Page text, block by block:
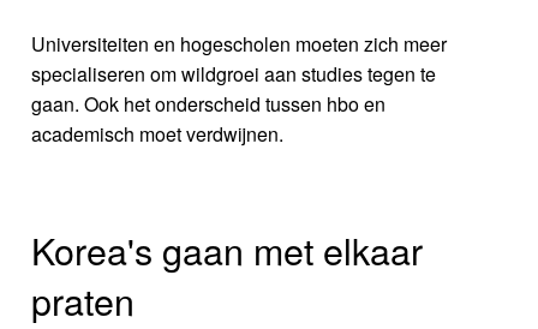
Universiteiten en hogescholen moeten zich meer
specialiseren om wildgroei aan studies tegen te
gaan. Ook het onderscheid tussen hbo en
academisch moet verdwijnen.
Korea's gaan met elkaar
praten